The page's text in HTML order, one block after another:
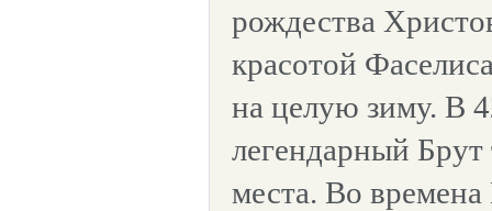
рождества
красотой
на целую зиму. В
легендарный
места. Во